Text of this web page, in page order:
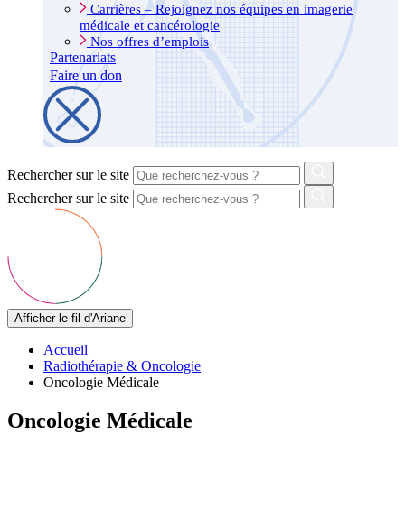
Carrières – Rejoignez nos équipes en imagerie
médicale et cancérologie
Nos offres d’emplois
Partenariats
Faire un don
Rechercher sur le site
Rechercher sur le site
Afficher le fil d'Ariane
Accueil
Radiothérapie & Oncologie
Oncologie Médicale
Oncologie Médicale